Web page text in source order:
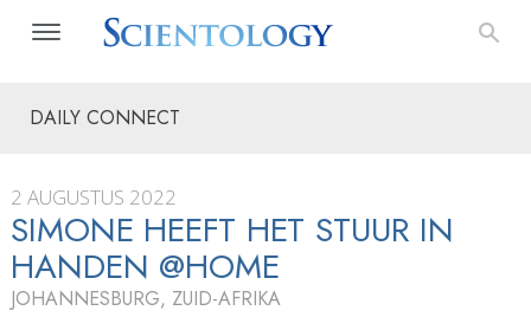
DAILY CONNECT
2 AUGUSTUS 2022
SIMONE HEEFT HET STUUR IN
HANDEN @HOME
JOHANNESBURG, ZUID-AFRIKA